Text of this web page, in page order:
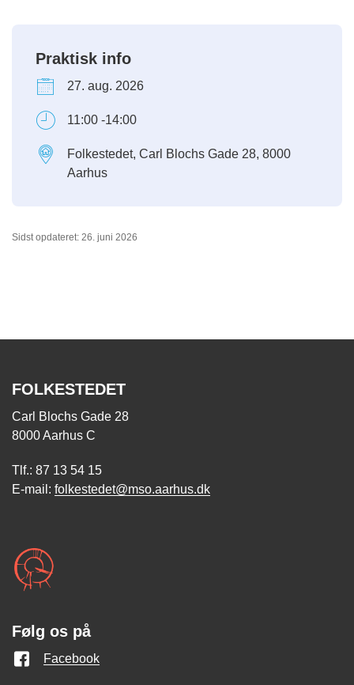
Praktisk info
27. aug. 2026
11:00 -14:00
Folkestedet, Carl Blochs Gade 28, 8000
Aarhus
Sidst opdateret: 26. juni 2026
FOLKESTEDET
Carl Blochs Gade 28
8000 Aarhus C
Tlf.: 87 13 54 15
E-mail: folkestedet@mso.aarhus.dk
Følg os på
Facebook